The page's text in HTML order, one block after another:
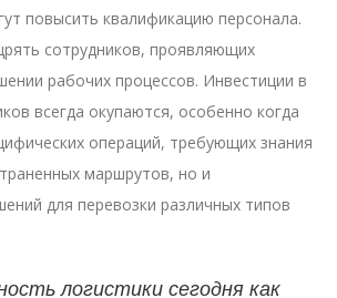
повысить квалификацию персонала.
сотрудников, проявляющих
рабочих процессов. Инвестиции в
всегда окупаются, особенно когда
операций, требующих знания
маршрутов, но и
для перевозки различных типов
логистики сегодня как